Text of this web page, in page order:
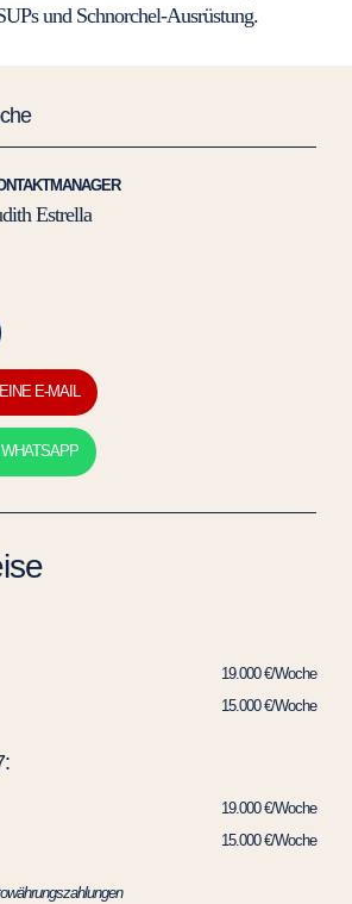
und Schnorchel-Ausrüstung.
Estrella
E-MAIL
19.000 €/Woche
15.000 €/Woche
19.000 €/Woche
15.000 €/Woche